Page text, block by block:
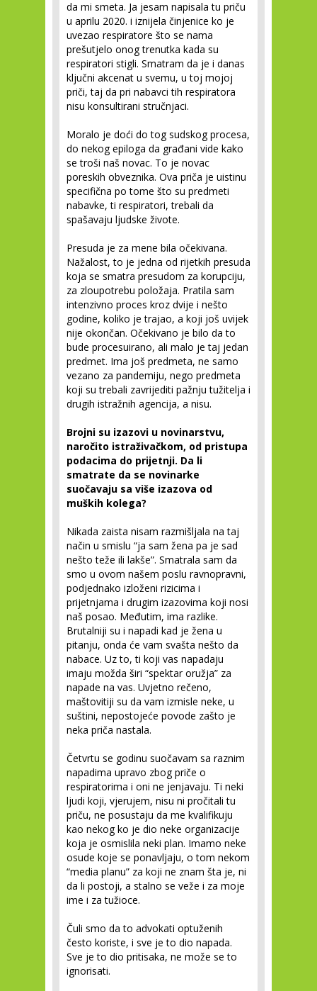
da mi smeta. Ja jesam napisala tu priču
u aprilu 2020. i iznijela činjenice ko je
uvezao respiratore što se nama
prešutjelo onog trenutka kada su
respiratori stigli. Smatram da je i danas
ključni akcenat u svemu, u toj mojoj
priči, taj da pri nabavci tih respiratora
nisu konsultirani stručnjaci.
Moralo je doći do tog sudskog procesa,
do nekog epiloga da građani vide kako
se troši naš novac. To je novac
poreskih obveznika. Ova priča je uistinu
specifična po tome što su predmeti
nabavke, ti respiratori, trebali da
spašavaju ljudske živote.
Presuda je za mene bila očekivana.
Nažalost, to je jedna od rijetkih presuda
koja se smatra presudom za korupciju,
za zloupotrebu položaja. Pratila sam
intenzivno proces kroz dvije i nešto
godine, koliko je trajao, a koji još uvijek
nije okončan. Očekivano je bilo da to
bude procesuirano, ali malo je taj jedan
predmet. Ima još predmeta, ne samo
vezano za pandemiju, nego predmeta
koji su trebali zavrijediti pažnju tužitelja i
drugih istražnih agencija, a nisu.
Brojni su izazovi u novinarstvu,
naročito istraživačkom, od pristupa
podacima do prijetnji. Da li
smatrate da se novinarke
suočavaju sa više izazova od
muških kolega?
Nikada zaista nisam razmišljala na taj
način u smislu “ja sam žena pa je sad
nešto teže ili lakše”. Smatrala sam da
smo u ovom našem poslu ravnopravni,
podjednako izloženi rizicima i
prijetnjama i drugim izazovima koji nosi
naš posao. Međutim, ima razlike.
Brutalniji su i napadi kad je žena u
pitanju, onda će vam svašta nešto da
nabace. Uz to, ti koji vas napadaju
imaju možda širi “spektar oružja” za
napade na vas. Uvjetno rečeno,
maštovitiji su da vam izmisle neke, u
suštini, nepostojeće povode zašto je
neka priča nastala.
Četvrtu se godinu suočavam sa raznim
napadima upravo zbog priče o
respiratorima i oni ne jenjavaju. Ti neki
ljudi koji, vjerujem, nisu ni pročitali tu
priču, ne posustaju da me kvalifikuju
kao nekog ko je dio neke organizacije
koja je osmislila neki plan. Imamo neke
osude koje se ponavljaju, o tom nekom
“media planu” za koji ne znam šta je, ni
da li postoji, a stalno se veže i za moje
ime i za tužioce.
Čuli smo da to advokati optuženih
često koriste, i sve je to dio napada.
Sve je to dio pritisaka, ne može se to
ignorisati.